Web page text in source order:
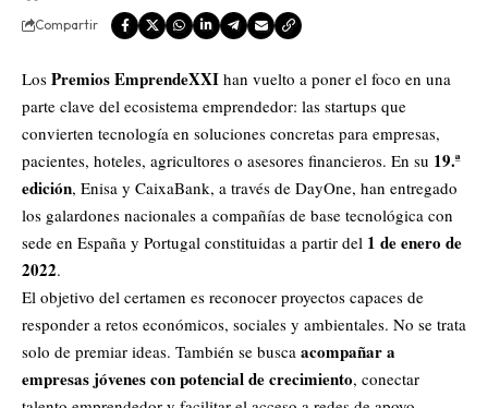
Compartir
Los Premios EmprendeXXI han vuelto a poner el foco en una
parte clave del ecosistema emprendedor: las startups que
convierten tecnología en soluciones concretas para empresas,
pacientes, hoteles, agricultores o asesores financieros. En su 19.ª
edición, Enisa y CaixaBank, a través de DayOne, han entregado
los galardones nacionales a compañías de base tecnológica con
sede en España y Portugal constituidas a partir del 1 de enero de
2022.
El objetivo del certamen es reconocer proyectos capaces de
responder a retos económicos, sociales y ambientales. No se trata
solo de premiar ideas. También se busca acompañar a
empresas jóvenes con potencial de crecimiento, conectar